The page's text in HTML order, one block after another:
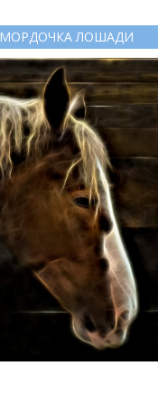
МОРДОЧКА ЛОШАДИ